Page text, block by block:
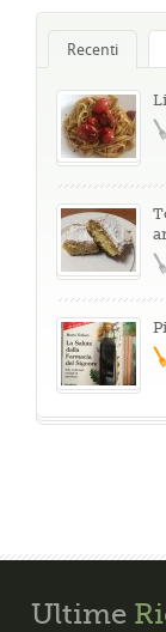
Recenti
Ultime